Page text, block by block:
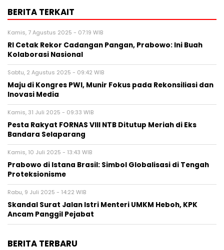
BERITA TERKAIT
Kamis, 7 Agustus 2025 - 07:19 WIB
RI Cetak Rekor Cadangan Pangan, Prabowo: Ini Buah
Kolaborasi Nasional
Sabtu, 2 Agustus 2025 - 09:42 WIB
Maju di Kongres PWI, Munir Fokus pada Rekonsiliasi dan
Inovasi Media
Kamis, 31 Juli 2025 - 09:33 WIB
Pesta Rakyat FORNAS VIII NTB Ditutup Meriah di Eks
Bandara Selaparang
Kamis, 10 Juli 2025 - 13:43 WIB
Prabowo di Istana Brasil: Simbol Globalisasi di Tengah
Proteksionisme
Rabu, 9 Juli 2025 - 14:22 WIB
Skandal Surat Jalan Istri Menteri UMKM Heboh, KPK
Ancam Panggil Pejabat
BERITA TERBARU